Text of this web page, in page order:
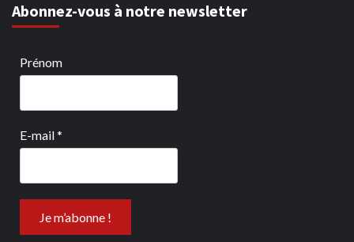
Abonnez-vous à notre newsletter
Prénom
E-mail*